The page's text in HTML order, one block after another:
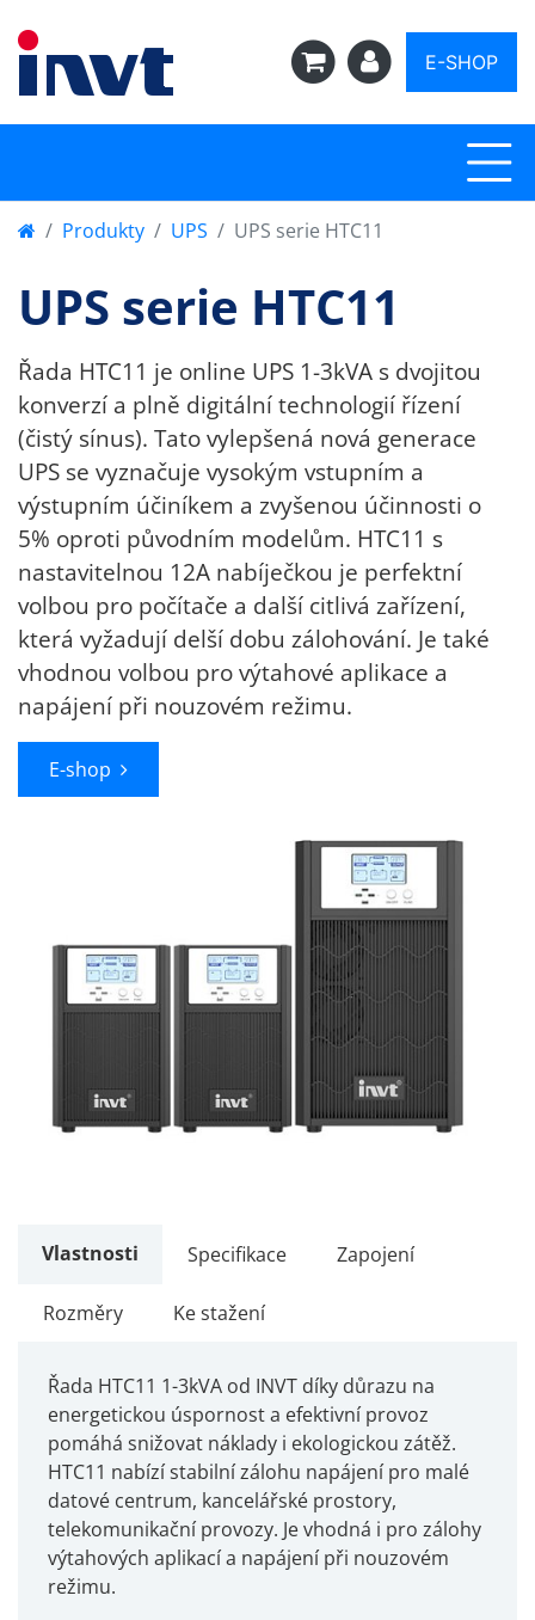
E-SHOP
Produkty UPS UPS serie HTC11
UPS serie HTC11
Řada HTC11 je online UPS 1-3kVA s dvojitou
konverzí a plně digitální technologií řízení
(čistý sínus). Tato vylepšená nová generace
UPS se vyznačuje vysokým vstupním a
výstupním účiníkem a zvyšenou účinnosti o
5% oproti původním modelům. HTC11 s
nastavitelnou 12A nabíječkou je perfektní
volbou pro počítače a další citlivá zařízení,
která vyžadují delší dobu zálohování. Je také
vhodnou volbou pro výtahové aplikace a
napájení při nouzovém režimu.
E-shop
Vlastnosti Specifikace Zapojení
Rozměry Ke stažení
Řada HTC11 1-3kVA od INVT díky důrazu na
energetickou úspornost a efektivní provoz
pomáhá snižovat náklady i ekologickou zátěž.
HTC11 nabízí stabilní zálohu napájení pro malé
datové centrum, kancelářské prostory,
telekomunikační provozy. Je vhodná i pro zálohy
výtahových aplikací a napájení při nouzovém
režimu.